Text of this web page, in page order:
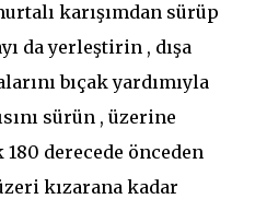
karışımdan sürüp
da yerleştirin , dışa
bıçak yardımıyla
sürün , üzerine
derecede önceden
kızarana kadar